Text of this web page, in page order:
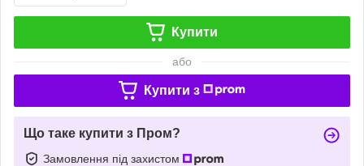
Купити
або
Купити з
Що таке купити з Пром?
Замовлення під захистом